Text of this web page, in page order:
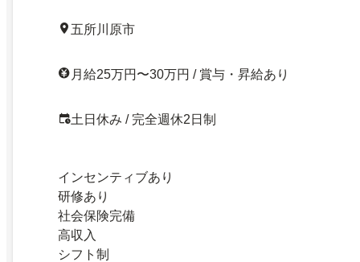
五所川原市
月給25万円〜30万円 / 賞与・昇給あり
土日休み / 完全週休2日制
インセンティブあり
研修あり
社会保険完備
高収入
シフト制